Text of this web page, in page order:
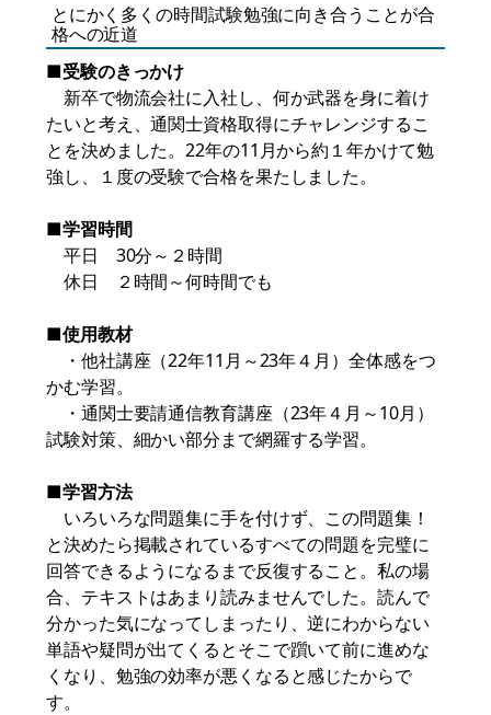
とにかく多くの時間試験勉強に向き合うことが合
格への近道
■受験のきっかけ
新卒で物流会社に入社し、何か武器を身に着け
たいと考え、通関士資格取得にチャレンジするこ
とを決めました。22年の11月から約１年かけて勉
強し、１度の受験で合格を果たしました。
■学習時間
平日 30分～２時間
休日 ２時間～何時間でも
■使用教材
・他社講座（22年11月～23年４月）全体感をつ
かむ学習。
・通関士要請通信教育講座（23年４月～10月）
試験対策、細かい部分まで網羅する学習。
■学習方法
いろいろな問題集に手を付けず、この問題集！
と決めたら掲載されているすべての問題を完璧に
回答できるようになるまで反復すること。私の場
合、テキストはあまり読みませんでした。読んで
分かった気になってしまったり、逆にわからない
単語や疑問が出てくるとそこで躓いて前に進めな
くなり、勉強の効率が悪くなると感じたからで
す。